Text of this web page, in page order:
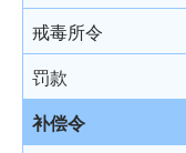
戒毒所令
罚款
补偿令